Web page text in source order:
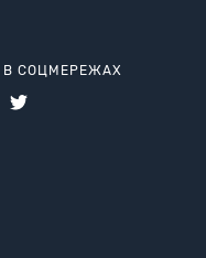
В СОЦМЕРЕЖАХ